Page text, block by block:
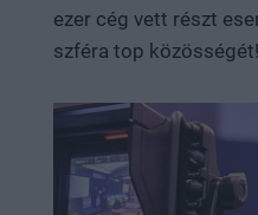
ezer cég vett részt
szféra top közösségét!